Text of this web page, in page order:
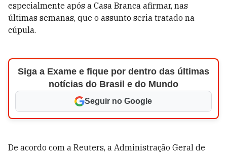
especialmente após a Casa Branca afirmar, nas
últimas semanas, que o assunto seria tratado na
cúpula.
Siga a Exame e fique por dentro das últimas
notícias do Brasil e do Mundo
Seguir no Google
De acordo com a Reuters, a Administração Geral de